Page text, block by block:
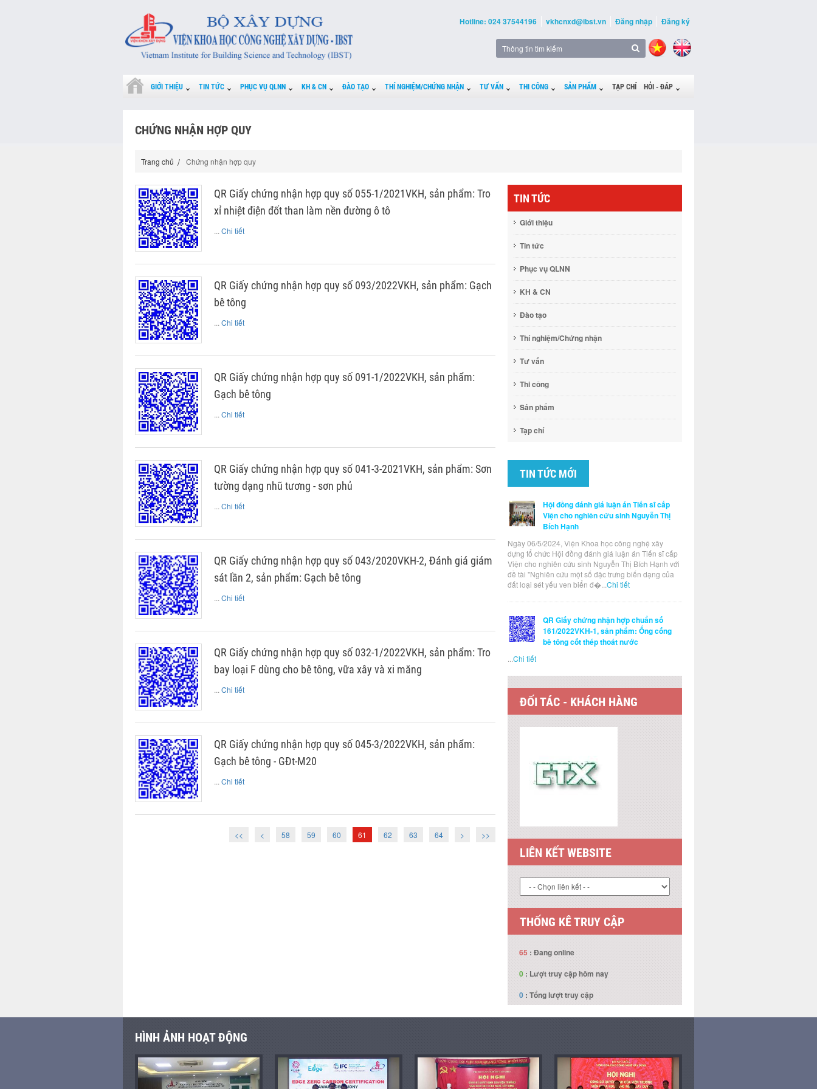
Hotline: 024 37544196 vkhcnxd@ibst.vn Đăng nhập Đăng ký
GIỚI THIỆU TIN TỨC PHỤC VỤ QLNN KH & CN ĐÀO TẠO THÍ NGHIỆM/CHỨNG NHẬN TƯ VẤN THI CÔNG SẢN PHẨM TẠP CHÍ HỎI - ĐÁP
CHỨNG NHẬN HỢP QUY
Trang chủ Chứng nhận hợp quy
QR Giấy chứng nhận hợp quy số 055-1/2021VKH, sản phẩm: Tro
xỉ nhiệt điện đốt than làm nền đường ô tô
... Chi tiết
QR Giấy chứng nhận hợp quy số 093/2022VKH, sản phẩm: Gạch
bê tông
... Chi tiết
QR Giấy chứng nhận hợp quy số 091-1/2022VKH, sản phẩm:
Gạch bê tông
... Chi tiết
QR Giấy chứng nhận hợp quy số 041-3-2021VKH, sản phẩm: Sơn
tường dạng nhũ tương - sơn phủ
... Chi tiết
QR Giấy chứng nhận hợp quy số 043/2020VKH-2, Đánh giá giám
sát lần 2, sản phẩm: Gạch bê tông
... Chi tiết
QR Giấy chứng nhận hợp quy số 032-1/2022VKH, sản phẩm: Tro
bay loại F dùng cho bê tông, vữa xây và xi măng
... Chi tiết
QR Giấy chứng nhận hợp quy số 045-3/2022VKH, sản phẩm:
Gạch bê tông - GĐt-M20
... Chi tiết
<< < 58 59 60 61 62 63 64 > >>
TIN TỨC
Giới thiệu
Tin tức
Phục vụ QLNN
KH & CN
Đào tạo
Thí nghiệm/Chứng nhận
Tư vấn
Thi công
Sản phẩm
Tạp chí
TIN TỨC MỚI
Hội đồng đánh giá luận án Tiến sĩ cấp
Viện cho nghiên cứu sinh Nguyễn Thị
Bích Hạnh
Ngày 06/5/2024, Viện Khoa học công nghệ xây
dựng tổ chức Hội đồng đánh giá luận án Tiến sĩ cấp
Viện cho nghiên cứu sinh Nguyễn Thị Bích Hạnh với
đề tài "Nghiên cứu một số đặc trưng biến dạng của
đất loại sét yếu ven biển đ�...Chi tiết
QR Giấy chứng nhận hợp chuẩn số
161/2022VKH-1, sản phẩm: Ống cống
bê tông cốt thép thoát nước
...Chi tiết
ĐỐI TÁC - KHÁCH HÀNG
LIÊN KẾT WEBSITE
THỐNG KÊ TRUY CẬP
65 : Đang online
0 : Lượt truy cập hôm nay
0 : Tổng lượt truy cập
HÌNH ẢNH HOẠT ĐỘNG